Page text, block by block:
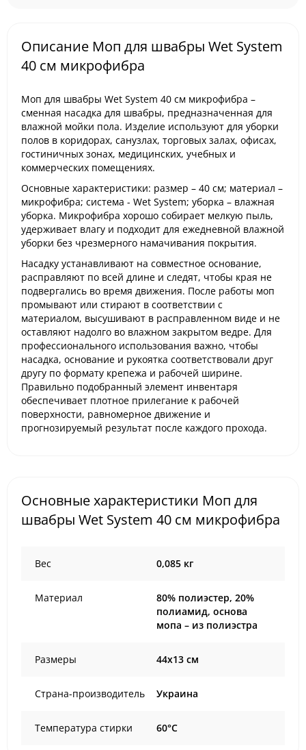
Описание Моп для швабры Wet System
40 см микрофибра
Моп для швабры Wet System 40 см микрофибра –
сменная насадка для швабры, предназначенная для
влажной мойки пола. Изделие используют для уборки
полов в коридорах, санузлах, торговых залах, офисах,
гостиничных зонах, медицинских, учебных и
коммерческих помещениях.
Основные характеристики: размер – 40 см; материал –
микрофибра; система - Wet System; уборка – влажная
уборка. Микрофибра хорошо собирает мелкую пыль,
удерживает влагу и подходит для ежедневной влажной
уборки без чрезмерного намачивания покрытия.
Насадку устанавливают на совместное основание,
расправляют по всей длине и следят, чтобы края не
подвергались во время движения. После работы моп
промывают или стирают в соответствии с
материалом, высушивают в расправленном виде и не
оставляют надолго во влажном закрытом ведре. Для
профессионального использования важно, чтобы
насадка, основание и рукоятка соответствовали друг
другу по формату крепежа и рабочей ширине.
Правильно подобранный элемент инвентаря
обеспечивает плотное прилегание к рабочей
поверхности, равномерное движение и
прогнозируемый результат после каждого прохода.
Основные характеристики Моп для
швабры Wet System 40 см микрофибра
Вес 0,085 кг
Материал
80% полиэстер, 20%
полиамид, основа
мопа – из полиэстра
Размеры 44х13 см
Страна-производитель Украина
Температура стирки 60°С